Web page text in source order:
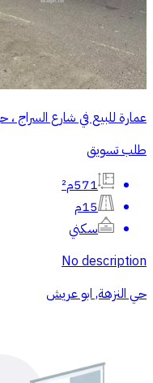
عمارة للبيع في شارع السراج
طلب تسويق
571م²
15م
سكني
No description
حي النزهة, ابو عريش